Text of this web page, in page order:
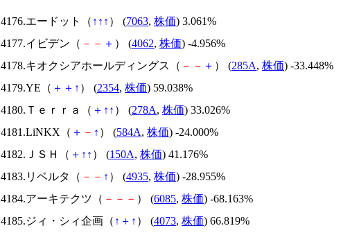
4176.エードット（ ↑ ↑ ↑ ） (7063, 株価) 3.061%
4177.イビデン（ － － ＋ ） (4062, 株価) -4.956%
4178.キオクシアホールディングス（ － － ＋ ） (285A, 株価) -33.448%
4179.YE（ ＋ ＋ ↑ ） (2354, 株価) 59.038%
4180.Ｔｅｒｒａ（ ＋ ↑ ↑ ） (278A, 株価) 33.026%
4181.LiNKX（ ＋ － ↑ ） (584A, 株価) -24.000%
4182.ＪＳＨ（ ＋ ↑ ↑ ） (150A, 株価) 41.176%
4183.リベルタ（ － － ↑ ） (4935, 株価) -28.955%
4184.アーキテクツ（ － － － ） (6085, 株価) -68.163%
4185.ジィ・シィ企画（ ↑ ＋ ↑ ） (4073, 株価) 66.819%